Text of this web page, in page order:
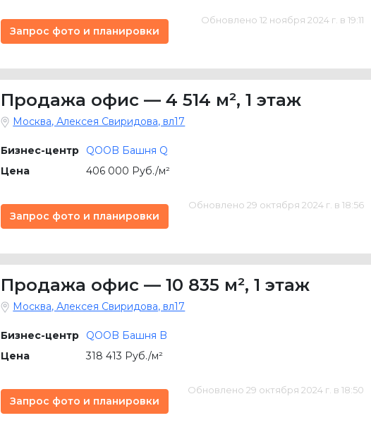
Запрос фото и планировки
Обновлено 12 ноября 2024 г. в 19:11
Продажа офис —4 514 м²,1 этаж
Москва, Алексея Свиридова, вл17
Бизнес-центр
QOOB Башня Q
Цена
406 000 Руб./м²
Запрос фото и планировки
Обновлено 29 октября 2024 г. в 18:56
Продажа офис —10 835 м²,1 этаж
Москва, Алексея Свиридова, вл17
Бизнес-центр
QOOB Башня B
Цена
318 413 Руб./м²
Запрос фото и планировки
Обновлено 29 октября 2024 г. в 18:50